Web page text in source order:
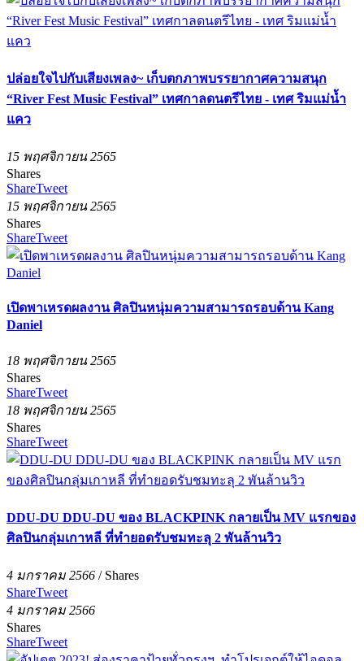
ปล่อยใจไปกับเสียงเพลง~ เก็บตกภาพบรรยากาศความสนุก
“River Fest Music Festival” เทศกาลดนตรีไทย - เทศ ริมแม่น้ำ
แคว
15 พฤศจิกายน 2565
Shares
ShareTweet
15 พฤศจิกายน 2565
Shares
ShareTweet
เปิดพาเหรดผลงาน ศิลปินหนุ่มความสามารถรอบด้าน Kang
Daniel
18 พฤศจิกายน 2565
Shares
ShareTweet
18 พฤศจิกายน 2565
Shares
ShareTweet
DDU-DU DDU-DU ของ BLACKPINK กลายเป็น MV แรกของ
ศิลปินกลุ่มเกาหลี ที่ทำยอดรับชมทะลุ 2 พันล้านวิว
4 มกราคม 2566 / Shares
ShareTweet
4 มกราคม 2566
Shares
ShareTweet